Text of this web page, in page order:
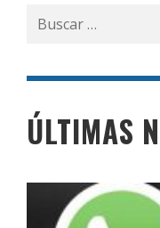
Buscar
por:
ÚLTIMAS